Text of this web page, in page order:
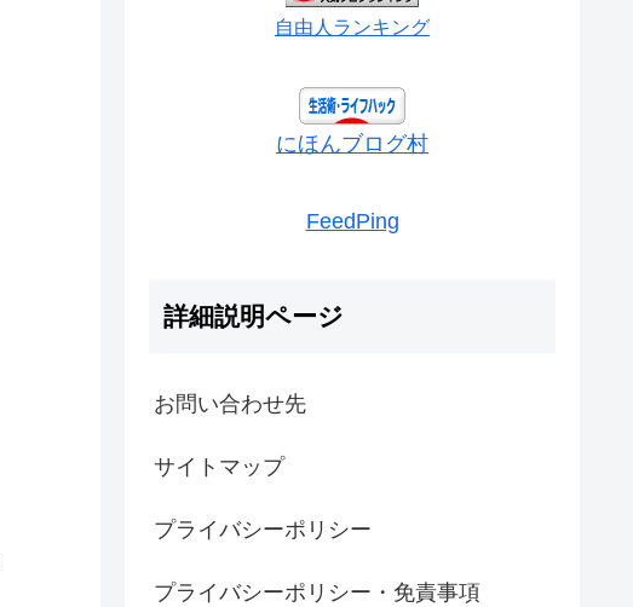
自由人ランキング
にほんブログ村
FeedPing
詳細説明ページ
お問い合わせ先
サイトマップ
プライバシーポリシー
プライバシーポリシー・免責事項